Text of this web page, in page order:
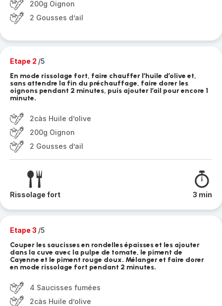
200g Oignon
2 Gousses d’ail
Etape 2 /5
En mode rissolage fort, faire chauffer l’huile d’olive et,
sans attendre la fin du préchauffage, faire dorer les
oignons pendant 2 minutes, puis ajouter l’ail pour encore 1
minute.
2càs Huile d’olive
200g Oignon
2 Gousses d’ail
Rissolage fort 3 min
Etape 3 /5
Couper les saucisses en rondelles épaisses et les ajouter
dans la cuve avec la pulpe de tomate, le piment de
Cayenne et le piment rouge doux. Mélanger et faire dorer
en mode rissolage fort pendant 2 minutes.
4 Saucisses fumées
2càs Huile d’olive